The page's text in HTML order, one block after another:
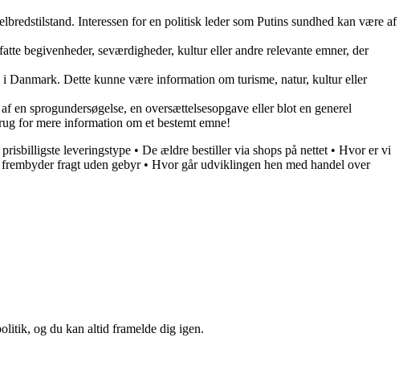
Interessen for en politisk leder som Putins sundhed kan være af
begivenheder, seværdigheder, kultur eller andre relevante emner, der
Danmark. Dette kunne være information om turisme, natur, kultur eller
en sprogundersøgelse, en oversættelsesopgave eller blot en generel
for mere information om et bestemt emne!
leveringstype • De ældre bestiller via shops på nettet • Hvor er vi
fragt uden gebyr• Hvor går udviklingen hen med handel over
og du kan altid framelde dig igen.